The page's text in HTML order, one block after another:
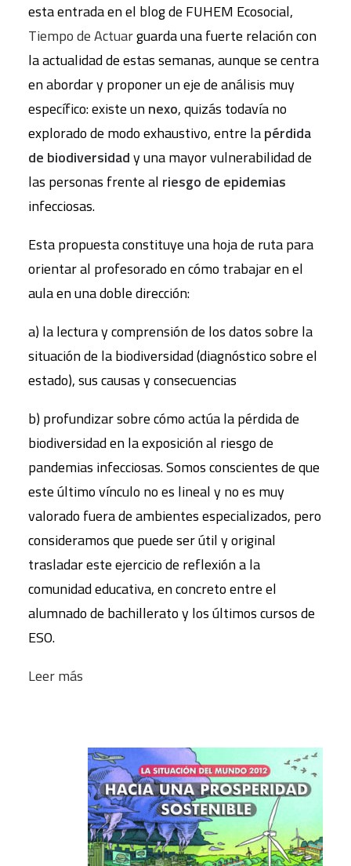
esta entrada en el blog de FUHEM Ecosocial,
Tiempo de Actuarguarda una fuerte relación con
la actualidad de estas semanas, aunque se centra
en abordar y proponer un eje de análisis muy
específico: existe unnexo, quizás todavía no
explorado de modo exhaustivo, entre lapérdida
de biodiversidady una mayor vulnerabilidad de
las personas frente al riesgo de epidemias
infecciosas.
Esta propuesta constituye una hoja de ruta para
orientar al profesorado en cómo trabajar en el
aula en una doble dirección:
a) la lectura y comprensión de los datos sobre la
situación de la biodiversidad (diagnóstico sobre el
estado), sus causas y consecuencias
b) profundizar sobre cómo actúa la pérdida de
biodiversidad en la exposición al riesgo de
pandemias infecciosas. Somos conscientes de que
este último vínculo no es lineal y no es muy
valorado fuera de ambientes especializados, pero
consideramos que puede ser útil y original
trasladar este ejercicio de reflexión a la
comunidad educativa, en concreto entre el
alumnado de bachillerato y los últimos cursos de
ESO.
Leer más